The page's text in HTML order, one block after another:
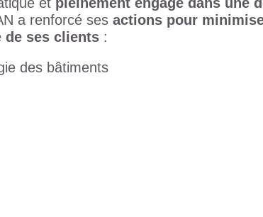
a renforcé sesactions pour
de ses clients :
des bâtiments